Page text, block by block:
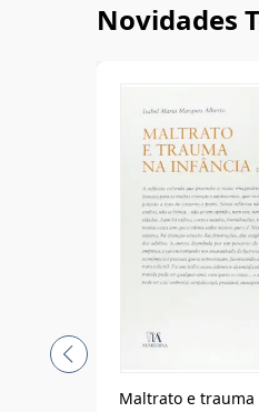
Novidades
Maltrato e trauma